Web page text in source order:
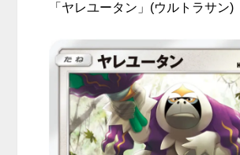
「ヤレユータン」(ウルトラサン)